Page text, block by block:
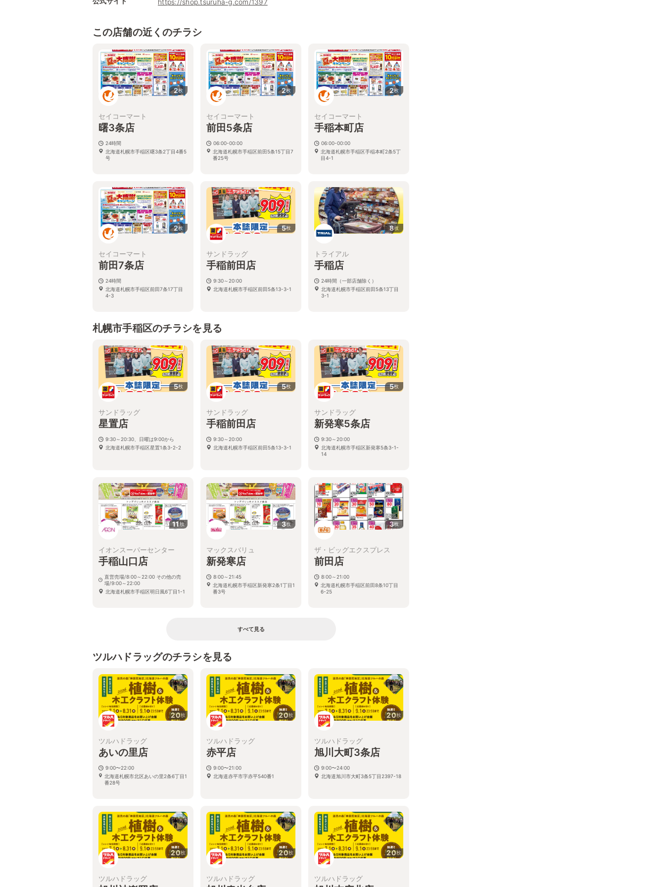
https://shop.tsuruha-g.com/1397
この店舗の近くのチラシ
2枚
セイコーマート
曙3条店
24時間
北海道札幌市手稲区曙3条2丁目4番5
号
2枚
セイコーマート
前田5条店
06:00-00:00
北海道札幌市手稲区前田5条15丁目7
番25号
2枚
セイコーマート
手稲本町店
06:00-00:00
北海道札幌市手稲区手稲本町2条5丁
目4-1
2枚
セイコーマート
前田7条店
24時間
北海道札幌市手稲区前田7条17丁目
4-3
5枚
サンドラッグ
手稲前田店
9:30～20:00
北海道札幌市手稲区前田5条13-3-1
8枚
トライアル
手稲店
24時間（一部店舗除く）
北海道札幌市手稲区前田5条13丁目
3-1
札幌市手稲区のチラシを見る
5枚
サンドラッグ
星置店
9:30～20:30、日曜は9:00から
北海道札幌市手稲区星置1条3-2-2
5枚
サンドラッグ
手稲前田店
9:30～20:00
北海道札幌市手稲区前田5条13-3-1
5枚
サンドラッグ
新発寒5条店
9:30～20:00
北海道札幌市手稲区新発寒5条3-1-
14
11枚
イオンスーパーセンター
手稲山口店
直営売場/8:00～22:00 その他の売
場/9:00～22:00
北海道札幌市手稲区明日風6丁目1-1
3枚
マックスバリュ
新発寒店
8:00～21:45
北海道札幌市手稲区新発寒2条1丁目1
番3号
3枚
ザ・ビッグエクスプレス
前田店
8:00～21:00
北海道札幌市手稲区前田8条10丁目
6-25
すべて見る
ツルハドラッグのチラシを見る
20枚
ツルハドラッグ
あいの里店
9:00〜22:00
北海道札幌市北区あいの里2条6丁目1
番28号
20枚
ツルハドラッグ
赤平店
9:00〜21:00
北海道赤平市字赤平540番1
20枚
ツルハドラッグ
旭川大町3条店
9:00〜24:00
北海道旭川市大町3条5丁目2397-18
20枚
ツルハドラッグ
20枚
ツルハドラッグ
20枚
ツルハドラッグ